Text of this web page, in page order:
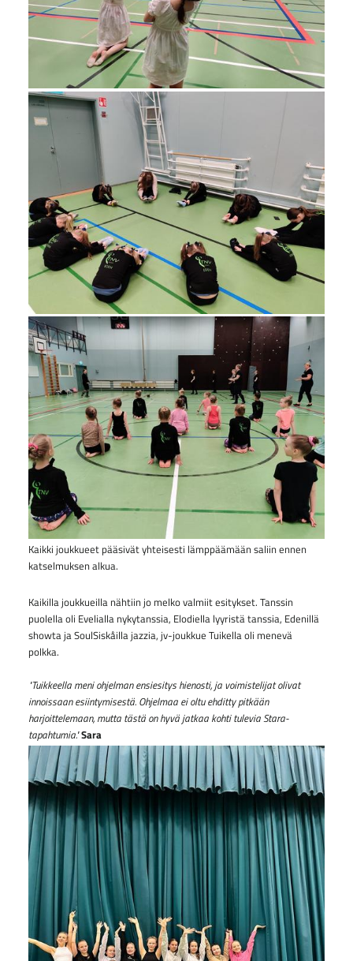
Kaikki joukkueet pääsivät yhteisesti lämppäämään saliin ennen
katselmuksen alkua.
Kaikilla joukkueilla nähtiin jo melko valmiit esitykset. Tanssin
puolella oli Evelialla nykytanssia, Elodiella lyyristä tanssia, Edenillä
showta ja SoulSiskåilla jazzia, jv-joukkue Tuikella oli menevä
polkka.
"Tuikkeella meni ohjelman ensiesitys hienosti, ja voimistelijat olivat
innoissaan esiintymisestä. Ohjelmaa ei oltu ehditty pitkään
harjoittelemaan, mutta tästä on hyvä jatkaa kohti tulevia Stara-
tapahtumia."Sara